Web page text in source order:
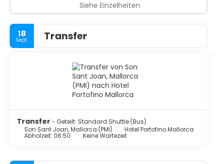
Siehe Einzelheiten
18
Sept. Transfer
Transfer - Geteilt: Standard Shuttle (Bus)
Son Sant Joan, Mallorca (PMI)
Hotel Portofino Mallorca
Abholzeit: 06:50 Keine Wartezeit